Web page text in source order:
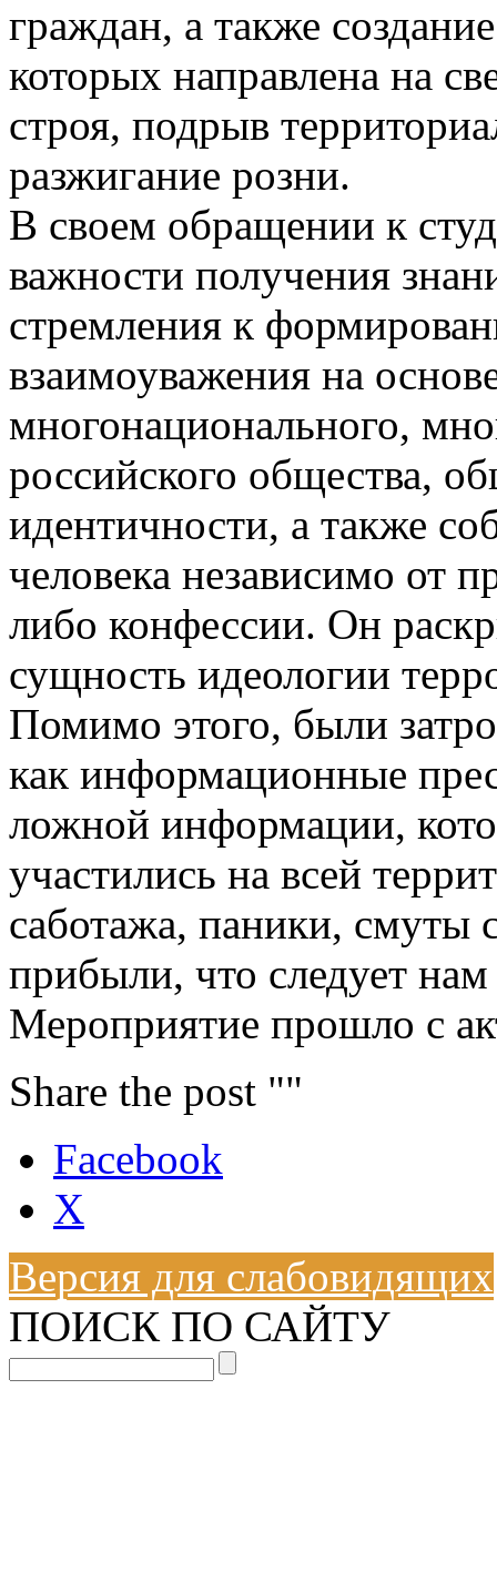
граждан, а также
которых направлена на
строя, подрыв
разжигание розни.
В своем обращении к
важности получения
стремления к
взаимоуважения на
многонационального,
российского общества,
идентичности, а также
человека независимо от
либо конфессии. Он
сущность идеологии
Помимо этого, были
как информационные
ложной информации,
участились на всей
саботажа, паники, смуты
прибыли, что следует
Мероприятие прошло с
Share the post ""
Facebook
X
Версия для слабовидящих
ПОИСК ПО САЙТУ